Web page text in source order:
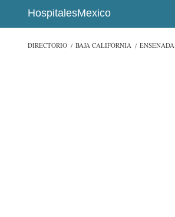
HospitalesMexico
DIRECTORIO BAJA CALIFORNIA ENSENADA